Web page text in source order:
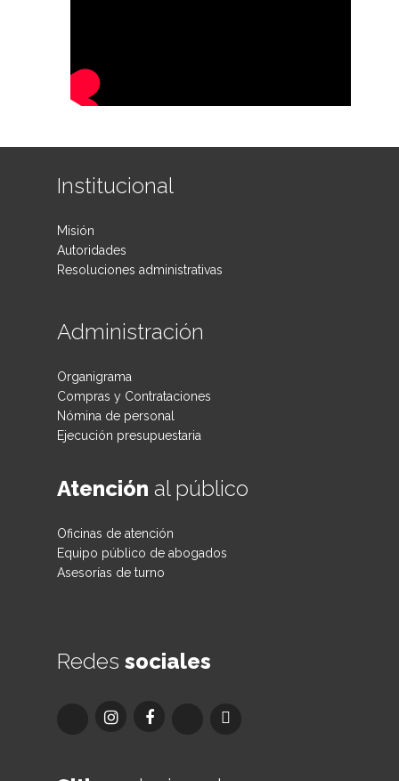
Institucional
Misión
Autoridades
Resoluciones administrativas
Administración
Organigrama
Compras y Contrataciones
Nómina de personal
Ejecución presupuestaria
Atención al público
Oficinas de atención
Equipo público de abogados
Asesorías de turno
Redes sociales